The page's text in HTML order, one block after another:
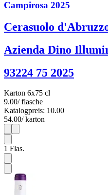
Campirosa 2025
Cerasuolo
Azienda Dino
93224 75 2025
Karton 6x75 cl
9.00/ flasche
Katalogpreis: 10.00
54.00/ karton
1
1 Flas.